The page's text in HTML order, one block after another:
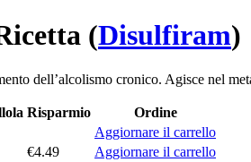
(Disulfiram)
dell’alcolismo cronico. Agisce nel
Risparmio
Ordine
Aggiornare il carrello
€4.49
Aggiornare il carrello